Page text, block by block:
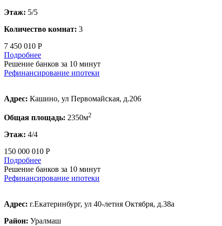
Этаж: 5/5
Количество комнат: 3
7 450 010 Р
Подробнее
Решение банков за 10 минут
Рефинансирование ипотеки
Адрес: Кашино, ул Первомайская, д.206
Общая площадь: 2350м2
Этаж: 4/4
150 000 010 Р
Подробнее
Решение банков за 10 минут
Рефинансирование ипотеки
Адрес: г.Екатеринбург, ул 40-летия Октября, д.38а
Район: Уралмаш